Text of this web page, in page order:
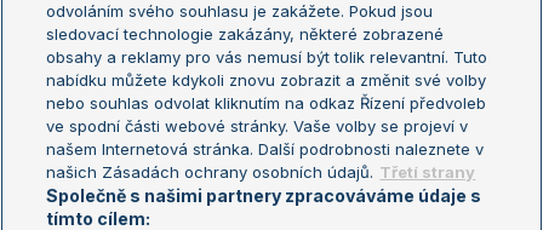
Turnaj mistrů
Turnaj mistryň
Aktualní trendy
Fotbalové přestupy
Livesport Daily
LS Prague Open
odvoláním svého souhlasu je zakážete. Pokud jsou
sledovací technologie zakázány, některé zobrazené
obsahy a reklamy pro vás nemusí být tolik relevantní. Tuto
nabídku můžete kdykoli znovu zobrazit a změnit své volby
nebo souhlas odvolat kliknutím na odkaz Řízení předvoleb
ve spodní části webové stránky. Vaše volby se projeví v
našem Internetová stránka. Další podrobnosti naleznete v
našich Zásadách ochrany osobních údajů. Třetí strany
Společně s našimi partnery zpracováváme údaje s
tímto cílem: